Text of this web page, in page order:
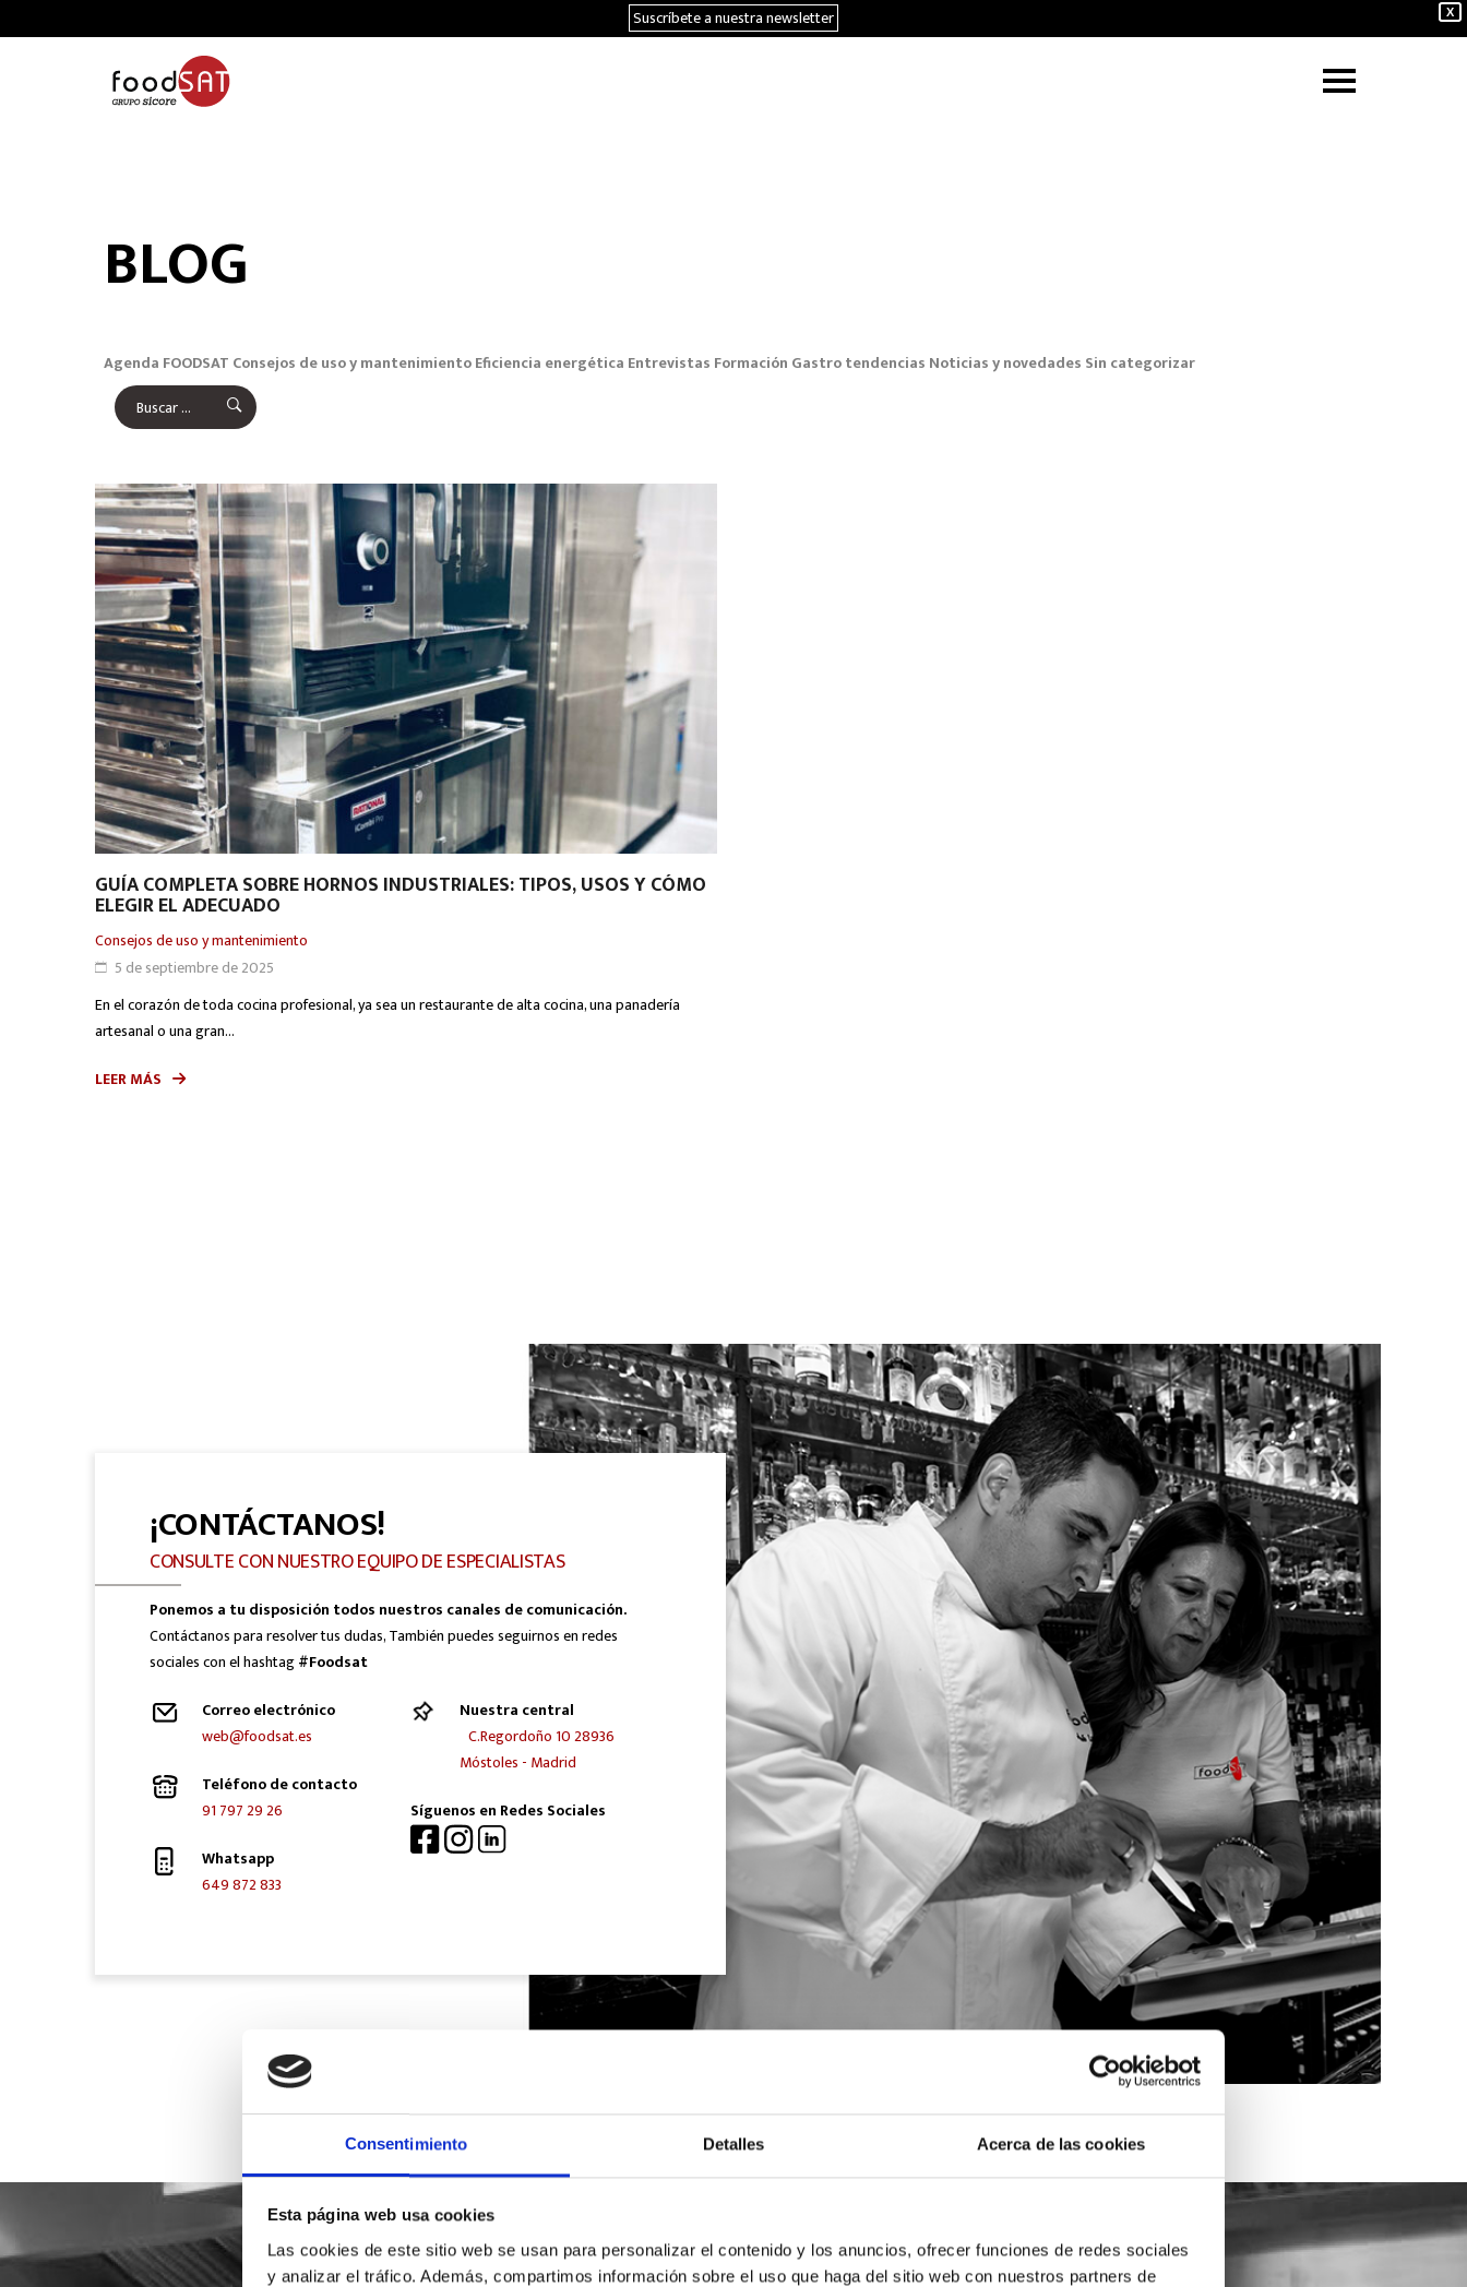
Consentimiento Detalles Acerca de las cookies
Esta página web usa cookies
Las cookies de este sitio web se usan para personalizar el contenido y los anuncios, ofrecer funciones de redes sociales
y analizar el tráfico. Además, compartimos información sobre el uso que haga del sitio web con nuestros partners de
X
Suscríbete a nuestra newsletter
BLOG
Agenda FOODSAT Consejos de uso y mantenimientoEficiencia energética Entrevistas Formación Gastro tendencias Noticias y novedades Sin categorizar
GUÍA COMPLETA SOBRE HORNOS INDUSTRIALES: TIPOS, USOS Y CÓMO
ELEGIR EL ADECUADO
Consejos de uso y mantenimiento
5 de septiembre de 2025
En el corazón de toda cocina profesional, ya sea un restaurante de alta cocina, una panadería
artesanal o una gran...
LEER MÁS
¡CONTÁCTANOS!
CONSULTE CON NUESTRO EQUIPO DE ESPECIALISTAS
Ponemos a tu disposición todos nuestros canales de comunicación.
Contáctanos para resolver tus dudas, También puedes seguirnos en redes
sociales con el hashtag#Foodsat
Correo electrónico
web@foodsat.es
Teléfono de contacto
91 797 29 26
Whatsapp
649 872 833
Nuestra central
C.Regordoño 10 28936
Móstoles - Madrid
Síguenos en Redes Sociales